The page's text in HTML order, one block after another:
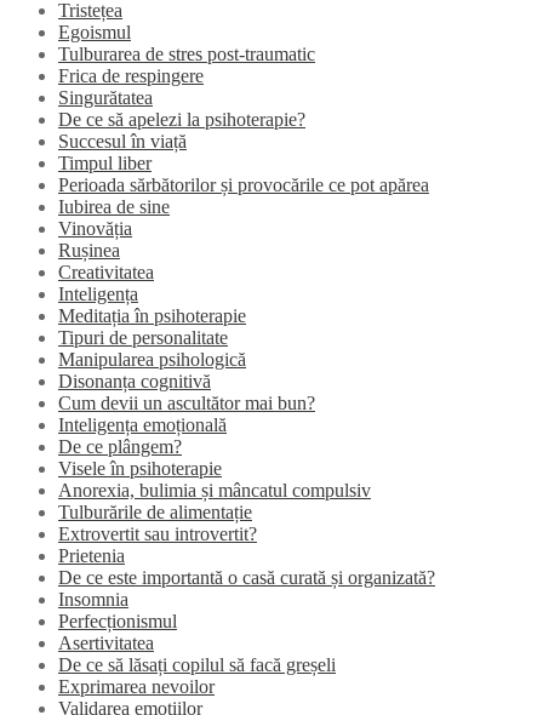
Tristețea
Egoismul
Tulburarea de stres post-traumatic
Frica de respingere
Singurătatea
De ce să apelezi la psihoterapie?
Succesul în viață
Timpul liber
Perioada sărbătorilor și provocările ce pot apărea
Iubirea de sine
Vinovăția
Rușinea
Creativitatea
Inteligența
Meditația în psihoterapie
Tipuri de personalitate
Manipularea psihologică
Disonanța cognitivă
Cum devii un ascultător mai bun?
Inteligența emoțională
De ce plângem?
Visele în psihoterapie
Anorexia, bulimia și mâncatul compulsiv
Tulburările de alimentație
Extrovertit sau introvertit?
Prietenia
De ce este importantă o casă curată și organizată?
Insomnia
Perfecționismul
Asertivitatea
De ce să lăsați copilul să facă greșeli
Exprimarea nevoilor
Validarea emoțiilor